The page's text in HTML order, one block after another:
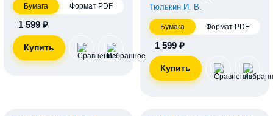
Бумага Формат PDF
1 599 ₽
Тюлькин И. В.
Бумага Формат PDF
1 599 ₽